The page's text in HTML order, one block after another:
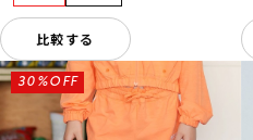
比較する
30%OFF